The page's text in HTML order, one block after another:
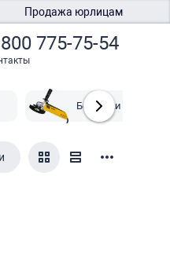
Продажа юрлицам
775-75-54
Болгарки Wert